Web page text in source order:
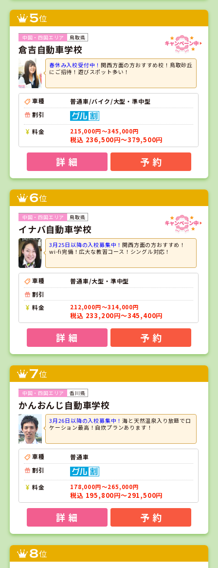
5位
鳥取県
倉吉自動車学校
春休み入校受付中！関西方面の方おすすめ校！鳥取砂丘
にご招待！遊びスポット多い！
車種
普通車/バイク/大型・準中型
割引
料金 215,000円～345,000円
税込 236,500円～379,500円
詳 細 予 約
6位
鳥取県
イナバ自動車学校
3月25日以降の入校募集中！関西方面の方おすすめ！
wi-fi完備！広大な教習コース！シングル対応！
車種
普通車/大型・準中型
割引
料金
212,000円～314,000円
税込 233,200円～345,400円
詳 細 予 約
7位
香川県
かんおんじ自動車学校
3月26日以降の入校募集中！海と天然温泉入り放題でロ
ケーション最高！自炊プランあります！
車種
普通車
割引
料金 178,000円～265,000円
税込 195,800円～291,500円
詳 細 予 約
8位